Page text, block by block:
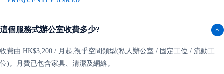
這個服務式辦公室收費多少?
收費由 HK$3,200 / 月起,視乎空間類型(私人辦公室 / 固定工位 / 流動工
位)。月費已包含家具、清潔及網絡。